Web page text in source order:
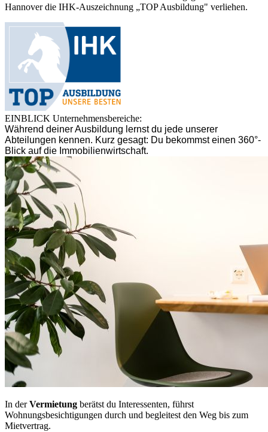
Hannover die IHK-Auszeichnung „TOP Ausbildung" verliehen.
EINBLICK Unternehmensbereiche:
Während deiner Ausbildung lernst du jede unserer
Abteilungen kennen. Kurz gesagt: Du bekommst einen 360°-
Blick auf die Immobilienwirtschaft.
In derVermietung berätst du Interessenten, führst
Wohnungsbesichtigungen durch und begleitest den Weg bis zum
Mietvertrag.